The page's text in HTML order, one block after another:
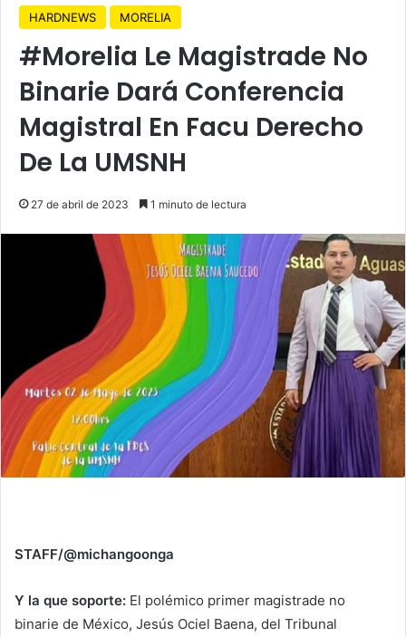
HARDNEWS MORELIA
#Morelia Le Magistrade No
Binarie Dará Conferencia
Magistral En Facu Derecho
De La UMSNH
27 de abril de 2023 1 minuto de lectura
STAFF/@michangoonga
Y la que soporte: El polémico primer magistrade no
binarie de México, Jesús Ociel Baena, del Tribunal